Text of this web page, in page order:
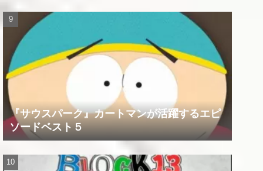
『サウスパーク』カートマンが活躍するエピ
ソードベスト５